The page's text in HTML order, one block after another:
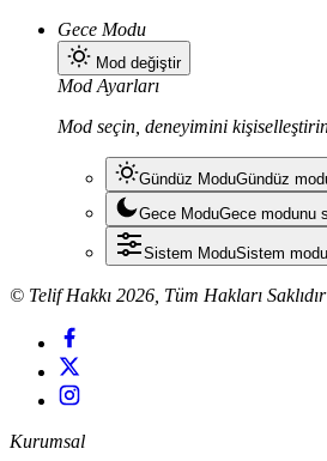
Gece Modu
Mod değiştir
Mod Ayarları
Mod seçin, deneyimini
Gündüz ModuGündüz
Gece ModuGece modunu
Sistem ModuSistem
© Telif Hakkı 2026, Tüm Hakları Saklıdır
Kurumsal